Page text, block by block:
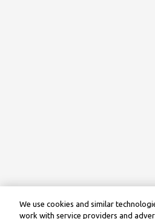
We use cookies and similar
work with service providers and